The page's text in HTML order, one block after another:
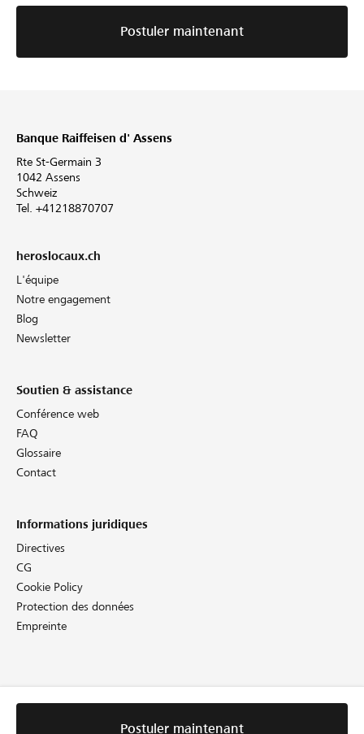
Postuler maintenant
Postuler maintenant
Banque Raiffeisen d' Assens
Rte St-Germain 3
1042 Assens
Schweiz
Tel. +41218870707
heroslocaux.ch
L'équipe
Notre engagement
Blog
Newsletter
Soutien & assistance
Conférence web
FAQ
Glossaire
Contact
Informations juridiques
Directives
CG
Cookie Policy
Protection des données
Empreinte